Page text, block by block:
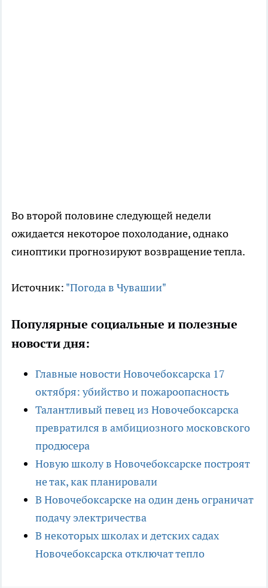
Во второй половине следующей недели
ожидается некоторое похолодание, однако
синоптики прогнозируют возвращение тепла.
Источник: "Погода в Чувашии"
Популярные социальные и полезные
новости дня:
Главные новости Новочебоксарска 17
октября: убийство и пожароопасность
Талантливый певец из Новочебоксарска
превратился в амбициозного московского
продюсера
Новую школу в Новочебоксарске построят
не так, как планировали
В Новочебоксарске на один день ограничат
подачу электричества
В некоторых школах и детских садах
Новочебоксарска отключат тепло